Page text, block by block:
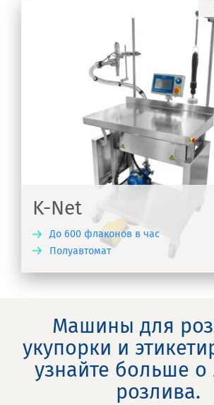
K-Net
До 600 флаконов в час
Полуавтомат
Машины для
укупорки и
узнайте больше о
розлива.